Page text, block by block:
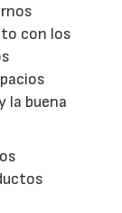
con los
la buena